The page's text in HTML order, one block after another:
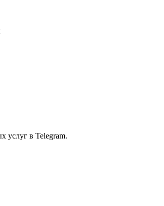
услуг в Telegram.